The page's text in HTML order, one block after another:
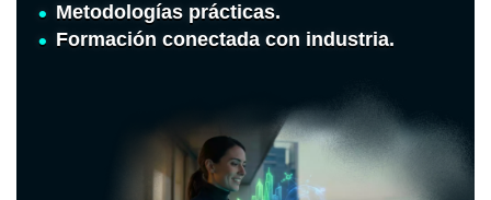
Metodologías prácticas.
Formación conectada con industria.